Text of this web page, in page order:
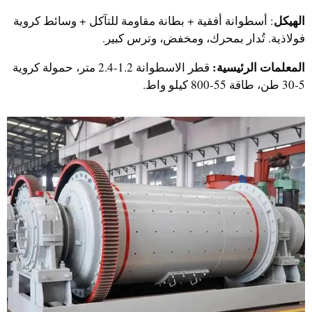
الهيكل: أسطوانة أفقية + بطانة مقاومة للتآكل + وسائط كروية
فولاذية. تُدار بمحرك، ومخفض، وترس كبير.
المعلمات الرئيسية:
قطر الاسطوانة 1.2-2.4 متر، حمولة كروية
5-30 طن، طاقة 55-800 كيلو واط.